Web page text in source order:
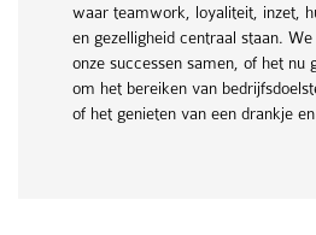
waar teamwork, loyaliteit, inzet,
en gezelligheid centraal staan.
onze successen samen, of het nu
om het bereiken van
of het genieten van een drankje